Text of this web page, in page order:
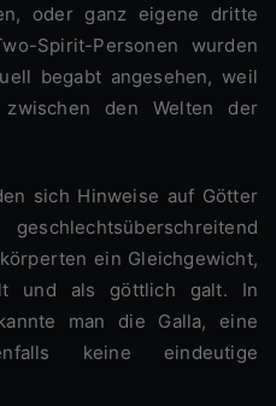
oder ganz eigene dritte
Spirit-Personen wurden
begabt angesehen, weil
den Welten der
ein Gleichgewicht,
und als göttlich galt. In
man die Galla, eine
keine eindeutige